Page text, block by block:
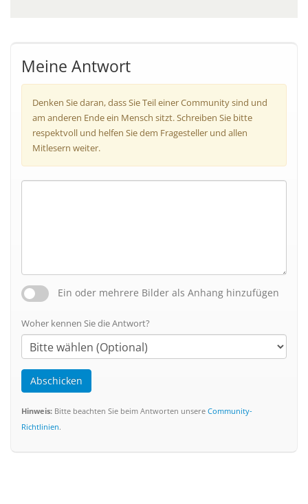
Meine Antwort
Denken Sie daran, dass Sie Teil einer Community sind und
am anderen Ende ein Mensch sitzt. Schreiben Sie bitte
respektvoll und helfen Sie dem Fragesteller und allen
Mitlesern weiter.
Ein oder mehrere Bilder als Anhang hinzufügen
Woher kennen Sie die Antwort?
Abschicken
Hinweis: Bitte beachten Sie beim Antworten unsere Community-
Richtlinien.